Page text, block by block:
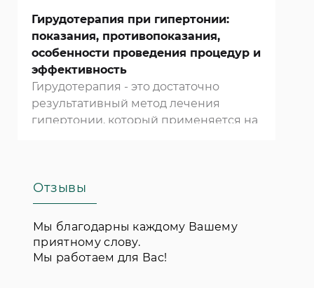
Гирудотерапия при гипертонии:
показания, противопоказания,
особенности проведения процедур и
эффективность
Гирудотерапия - это достаточно
результативный метод лечения
гипертонии, который применяется на
Москве.
Отзывы
Мы благодарны каждому Вашему
приятному слову.
Мы работаем для Вас!